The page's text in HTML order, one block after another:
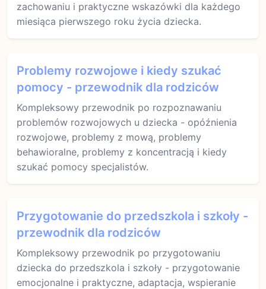
zachowaniu i praktyczne wskazówki dla każdego
miesiąca pierwszego roku życia dziecka.
Problemy rozwojowe i kiedy szukać
pomocy - przewodnik dla rodziców
Kompleksowy przewodnik po rozpoznawaniu
problemów rozwojowych u dziecka - opóźnienia
rozwojowe, problemy z mową, problemy
behawioralne, problemy z koncentracją i kiedy
szukać pomocy specjalistów.
Przygotowanie do przedszkola i szkoły -
przewodnik dla rodziców
Kompleksowy przewodnik po przygotowaniu
dziecka do przedszkola i szkoły - przygotowanie
emocjonalne i praktyczne, adaptacja, wspieranie